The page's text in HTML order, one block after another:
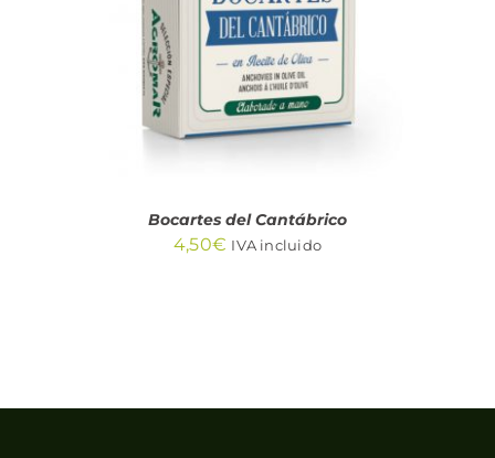
Bocartes del Cantábrico
4,50€ IVA incluido